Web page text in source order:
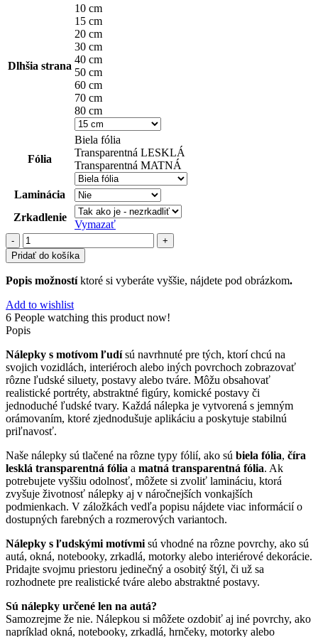
Dlhšia strana
10 cm
15 cm
20 cm
30 cm
40 cm
50 cm
60 cm
70 cm
80 cm
Fólia
Biela fólia
Transparentná LESKLÁ
Transparentná MATNÁ
Laminácia
Zrkadlenie
Vymazať
množstvo
ľudia
(7)
Pridať do košíka
Popis možnostíktoré si vyberáte vyššie, nájdete pod obrázkom.
Add to wishlist
6 People watching this product now!
Popis
Nálepky s motívom ľudísú navrhnuté pre tých, ktorí chcú na
svojich vozidlách, interiéroch alebo iných povrchoch zobrazovať
rôzne ľudské siluety, postavy alebo tváre. Môžu obsahovať
realistické portréty, abstraktné figúry, komické postavy či
jednoduché ľudské tvary. Každá nálepka je vytvorená s jemným
orámovaním, ktoré zjednodušuje aplikáciu a poskytuje stabilnú
priľnavosť.
Naše nálepky sú tlačené na rôzne typy fólií, ako sú biela fólia, číra
lesklá transparentná fólia a matná transparentná fólia. Ak
potrebujete vyššiu odolnosť, môžete si zvoliť lamináciu, ktorá
zvyšuje životnosť nálepky aj v náročnejších vonkajších
podmienkach. V záložkách vedľa popisu nájdete viac informácií o
dostupných farebných a rozmerových variantoch.
Nálepky s ľudskými motívmi sú vhodné na rôzne povrchy, ako sú
autá, okná, notebooky, zrkadlá, motorky alebo interiérové dekorácie.
Pridajte svojmu priestoru jedinečný a osobitý štýl, či už sa
rozhodnete pre realistické tváre alebo abstraktné postavy.
Sú nálepky určené len na autá?
Samozrejme že nie. Nálepkou si môžete ozdobiť aj iné povrchy, ako
napríklad okná, notebooky, zrkadlá, hrnčeky, motorky alebo